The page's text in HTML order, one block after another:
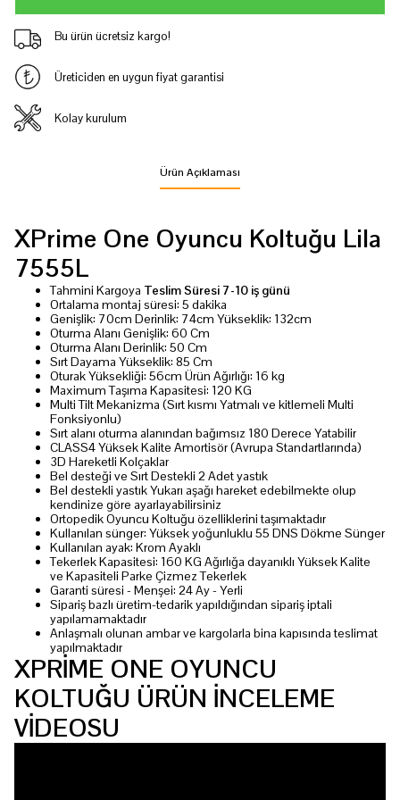
Bu ürün ücretsiz kargo!
Üreticiden en uygun fiyat garantisi
Kolay kurulum
Ürün Açıklaması
XPrime One Oyuncu Koltuğu Lila
7555L
Tahmini Kargoya Teslim Süresi 7-10 iş günü
Ortalama montaj süresi: 5 dakika
Genişlik: 70cm Derinlik: 74cm Yükseklik: 132cm
Oturma Alanı Genişlik: 60 Cm
Oturma Alanı Derinlik: 50 Cm
Sırt Dayama Yükseklik: 85 Cm
Oturak Yüksekliği: 56cm Ürün Ağırlığı: 16 kg
Maximum Taşıma Kapasitesi: 120 KG
Multi Tilt Mekanizma (Sırt kısmı Yatmalı ve kitlemeli Multi
Fonksiyonlu)
Sırt alanı oturma alanından bağımsız 180 Derece Yatabilir
CLASS4 Yüksek Kalite Amortisör (Avrupa Standartlarında)
3D Hareketli Kolçaklar
Bel desteği ve Sırt Destekli 2 Adet yastık
Bel destekli yastık Yukarı aşağı hareket edebilmekte olup
kendinize göre ayarlayabilirsiniz
Ortopedik Oyuncu Koltuğu özelliklerini taşımaktadır
Kullanılan sünger: Yüksek yoğunluklu 55 DNS Dökme Sünger
Kullanılan ayak: Krom Ayaklı
Tekerlek Kapasitesi: 160 KG Ağırlığa dayanıklı Yüksek Kalite
ve Kapasiteli Parke Çizmez Tekerlek
Garanti süresi - Menşei: 24 Ay - Yerli
Sipariş bazlı üretim-tedarik yapıldığından sipariş iptali
yapılamamaktadır
Anlaşmalı olunan ambar ve kargolarla bina kapısında teslimat
yapılmaktadır
XPRİME ONE OYUNCU
KOLTUĞU ÜRÜN İNCELEME
VİDEOSU